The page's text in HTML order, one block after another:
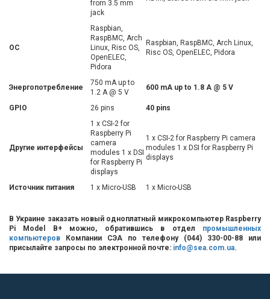
from 3.5 mm
jack
ОС
Raspbian,
RaspBMC, Arch
Linux, Risc OS,
OpenELEC,
Pidora
Raspbian, RaspBMC, Arch Linux,
Risc OS, OpenELEC, Pidora
Энергопотребление
750 mA up to
1.2 A @ 5 V
600 mA up to 1.8 A @ 5 V
GPIO 26 pins 40 pins
Другие интерфейсы
1 x CSI-2 for
Raspberry Pi
camera
modules 1 x DSI
for Raspberry Pi
displays
1 x CSI-2 for Raspberry Pi camera
modules 1 x DSI for Raspberry Pi
displays
Источник питания 1 x Micro-USB 1 x Micro-USB
В Украине заказать новый одноплатный микрокомпьютер Raspberry
Pi Model B+ можно, обратившись в отдел промышленных
компьютеров Компании СЭА по телефону (044) 330-00-88 или
присылайте запросы по электронной почте: info@sea.com.ua.